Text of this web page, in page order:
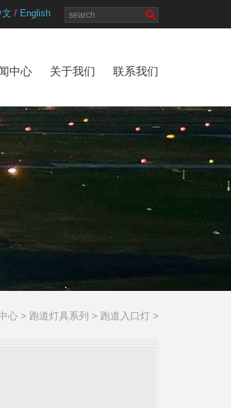
文 / English
中心 关于我们 联系我们
心 > 跑道灯具系列 > 跑道入口灯 >